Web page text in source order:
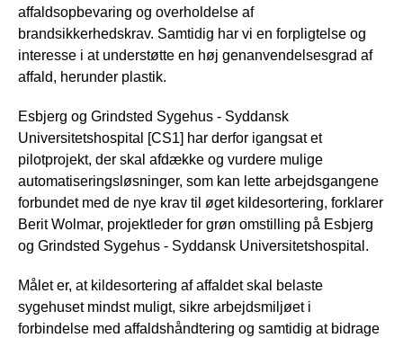
affaldsopbevaring og overholdelse af
brandsikkerhedskrav. Samtidig har vi en forpligtelse og
interesse i at understøtte en høj genanvendelsesgrad af
affald, herunder plastik.
Esbjerg og Grindsted Sygehus - Syddansk
Universitetshospital [CS1] har derfor igangsat et
pilotprojekt, der skal afdække og vurdere mulige
automatiseringsløsninger, som kan lette arbejdsgangene
forbundet med de nye krav til øget kildesortering, forklarer
Berit Wolmar, projektleder for grøn omstilling på Esbjerg
og Grindsted Sygehus - Syddansk Universitetshospital.
Målet er, at kildesortering af affaldet skal belaste
sygehuset mindst muligt, sikre arbejdsmiljøet i
forbindelse med affaldshåndtering og samtidig at bidrage